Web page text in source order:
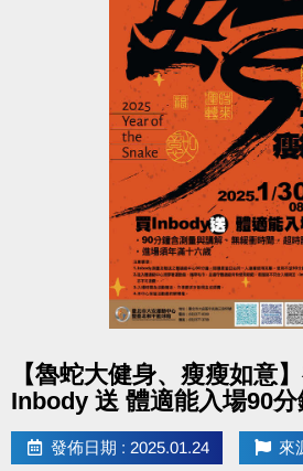
【魯蛇大健身、瘦瘦如意
Inbody 送 體適能入場90分
發佈日期 : 2025.01.24 來